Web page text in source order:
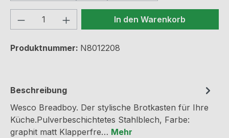
Produkt Anzahl: Gib denIn den Warenkorb
Produktnummer: N8012208
Beschreibung
Wesco Breadboy. Der stylische Brotkasten für Ihre
Küche.Pulverbeschichtetes Stahlblech, Farbe:
graphit matt Klapperfre… Mehr